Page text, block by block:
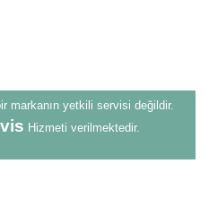
markanın yetkili servisi değildir.
Hizmeti verilmektedir.